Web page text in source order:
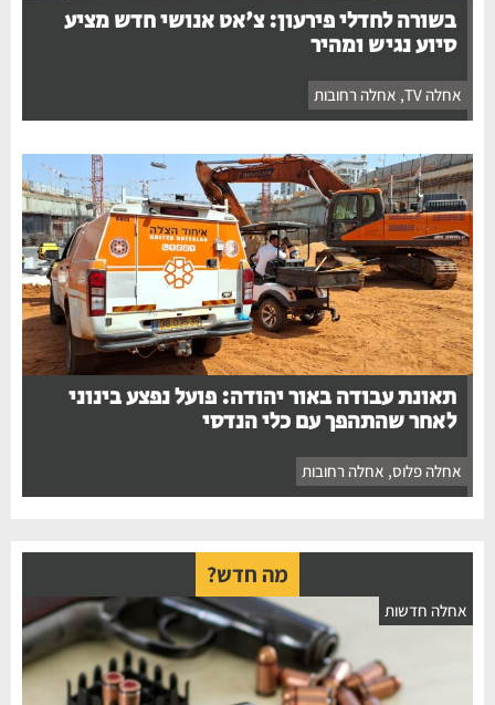
בשורה לחדלי פירעון: צ'אט אנושי חדש מציע
סיוע נגיש ומהיר
אחלה TV ,אחלה רחובות
תאונת עבודה באור יהודה: פועל נפצע בינוני
לאחר שהתהפך עם כלי הנדסי
אחלה פלוס ,אחלה רחובות
מה חדש?
חדשות